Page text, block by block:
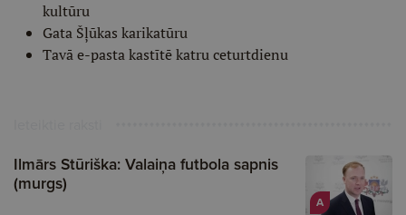
kultūru
Gata Šļūkas karikatūru
Tavā e-pasta kastītē katru ceturtdienu
A
Ilmārs Stūriška: Valaiņa futbola sapnis
(murgs)